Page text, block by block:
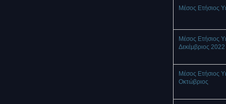
Μέσος Ετήσιος
Μέσος Ετήσιος
Δεκέμβριος 2022
Μέσος Ετήσιος
Οκτώβριος